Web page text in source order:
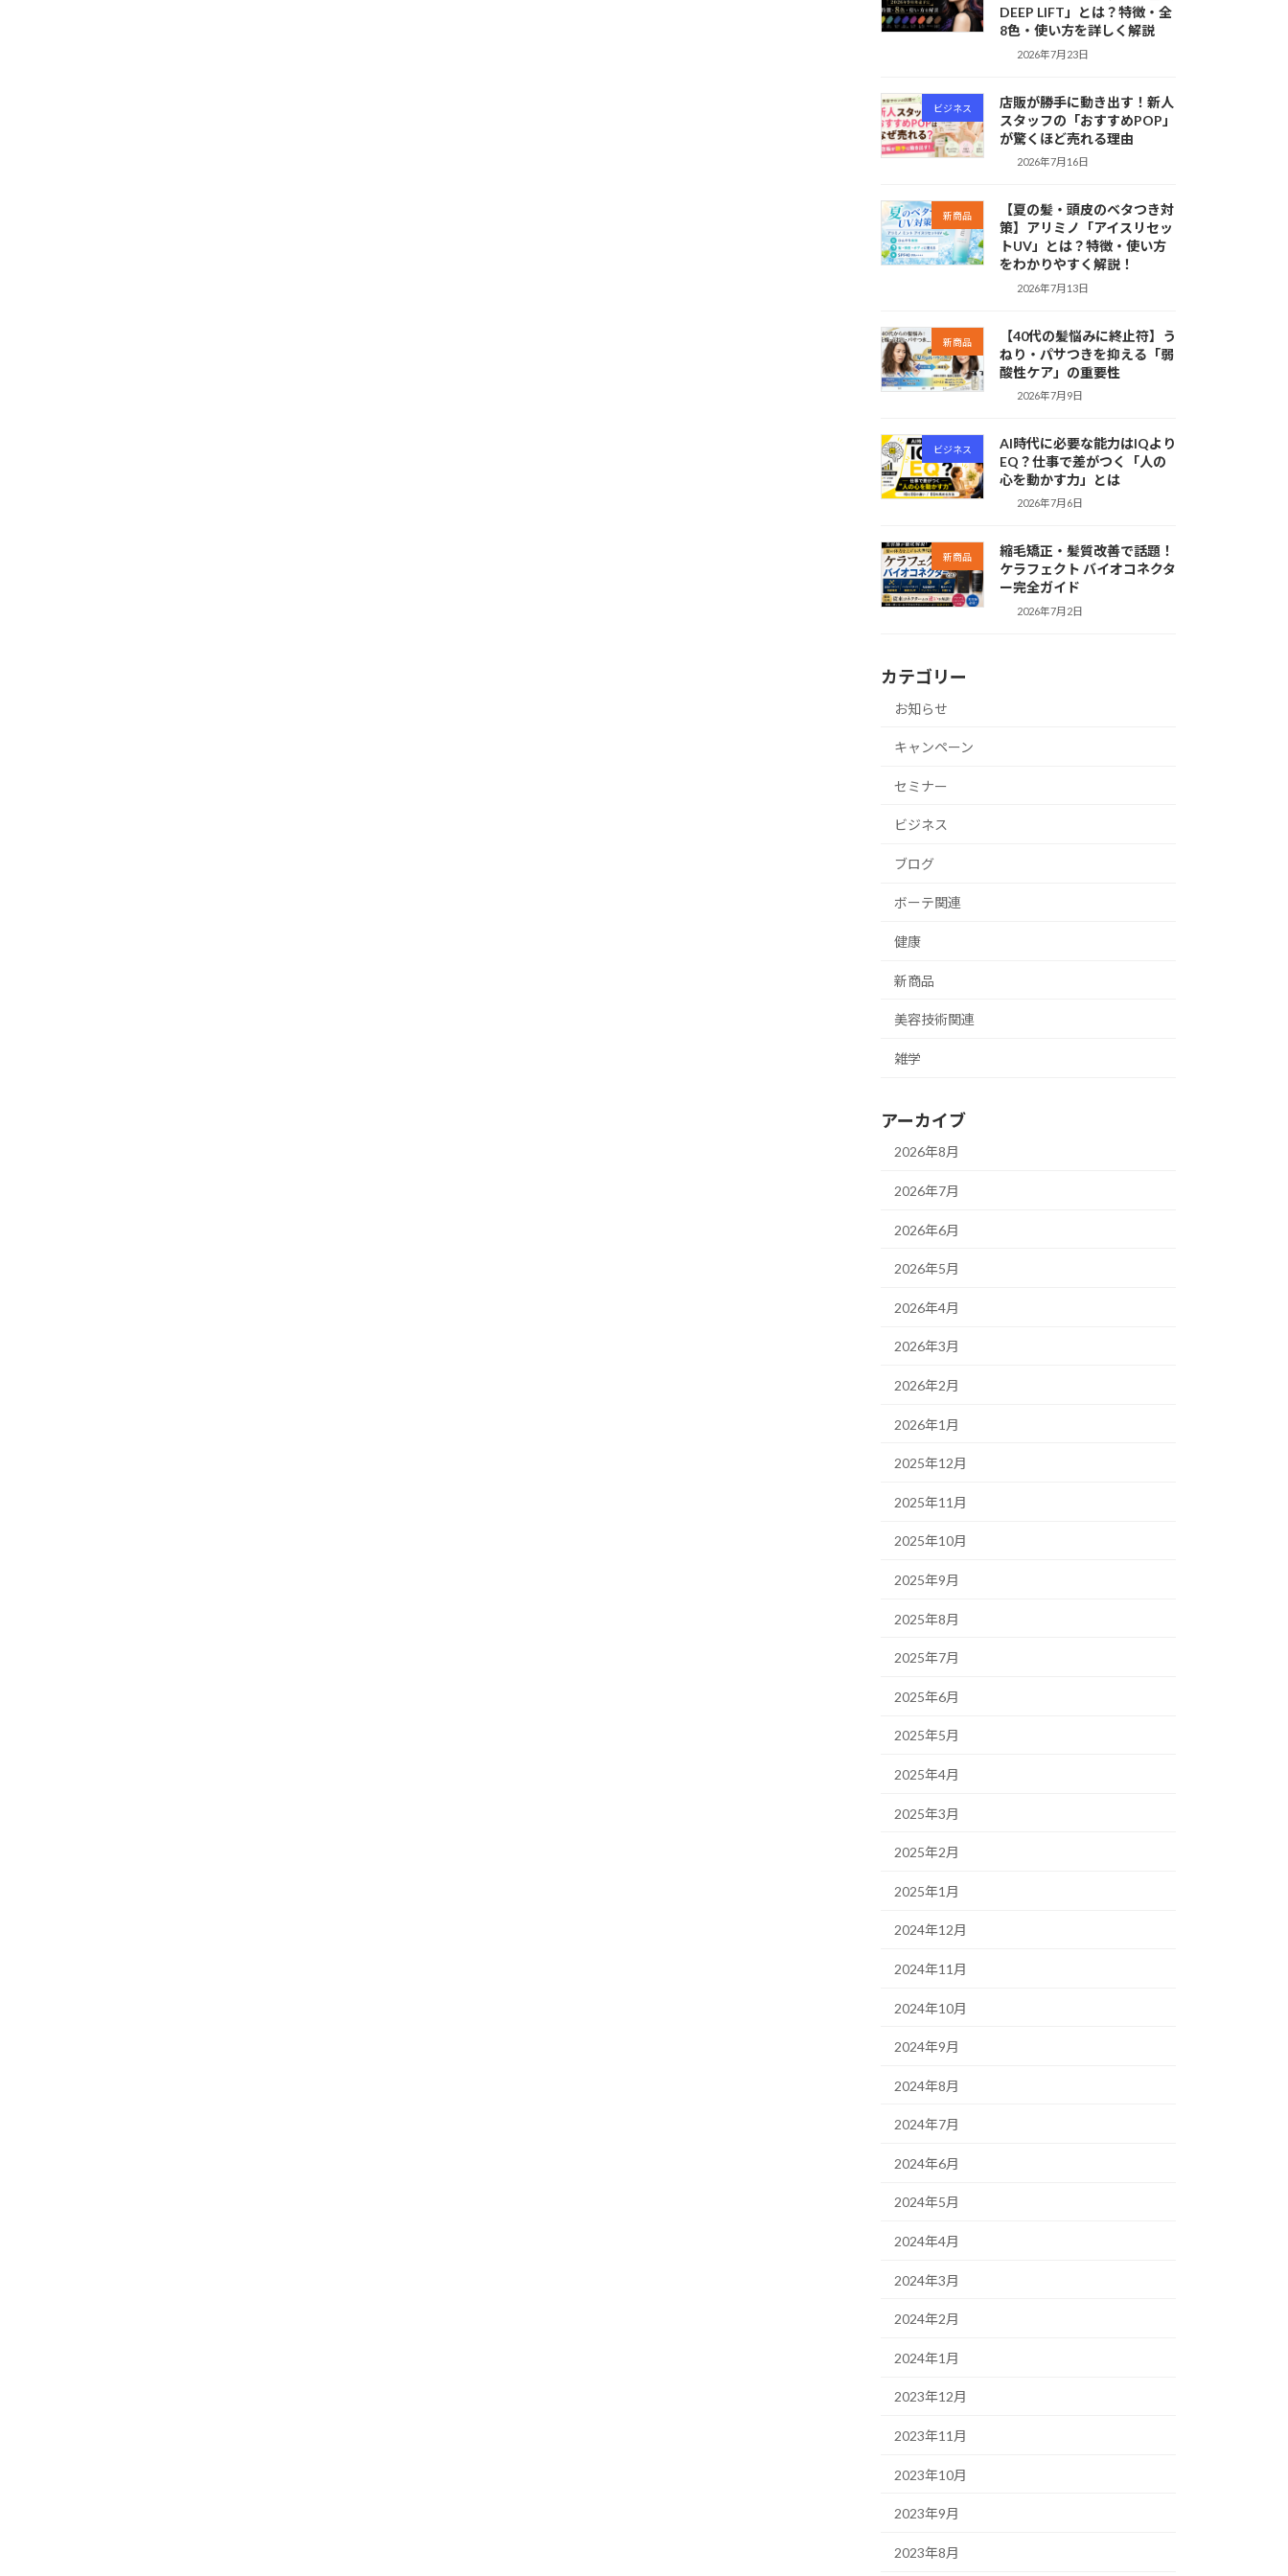
DEEP LIFT」とは？特徴・全
8色・使い方を詳しく解説
2026年7月23日
ビジネス
店販が勝手に動き出す！新人
スタッフの「おすすめPOP」
が驚くほど売れる理由
2026年7月16日
新商品
【夏の髪・頭皮のベタつき対
策】アリミノ「アイスリセッ
トUV」とは？特徴・使い方
をわかりやすく解説！
2026年7月13日
新商品
【40代の髪悩みに終止符】う
ねり・パサつきを抑える「弱
酸性ケア」の重要性
2026年7月9日
ビジネス
AI時代に必要な能力はIQより
EQ？仕事で差がつく「人の
心を動かす力」とは
2026年7月6日
新商品
縮毛矯正・髪質改善で話題！
ケラフェクト バイオコネクタ
ー完全ガイド
2026年7月2日
カテゴリー
お知らせ
キャンペーン
セミナー
ビジネス
ブログ
ボーテ関連
健康
新商品
美容技術関連
雑学
アーカイブ
2026年8月
2026年7月
2026年6月
2026年5月
2026年4月
2026年3月
2026年2月
2026年1月
2025年12月
2025年11月
2025年10月
2025年9月
2025年8月
2025年7月
2025年6月
2025年5月
2025年4月
2025年3月
2025年2月
2025年1月
2024年12月
2024年11月
2024年10月
2024年9月
2024年8月
2024年7月
2024年6月
2024年5月
2024年4月
2024年3月
2024年2月
2024年1月
2023年12月
2023年11月
2023年10月
2023年9月
2023年8月